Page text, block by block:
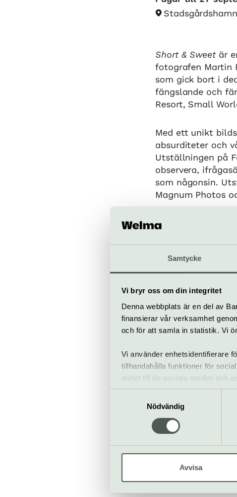
Samtycke
Vi bryr oss om din integritet
Denna webbplats är en del av
finansierar vår verksamhet
och för att samla in statistik. Vi
Vi använder enhetsidentifierare
tillhandahålla funktioner för
enhet till de sociala medier och
informationen med annan
Nödvändig
Avvisa
Short & Sweetär
fotografen Martin
som gick bort i
fängslande och
Resort, Small
Med ett unikt
absurditeter och
Utställningen på
observera,
som någonsin.
Magnum Photos
När
Öppnar 23 maj –
Pågår t.o.m. 27
Bra att veta
Kafé
Hiss och ramper
Restaurang
Bar
Köp biljett